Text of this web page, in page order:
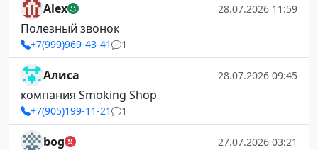
Alex 28.07.2026 11:59
Полезный звонок
+7(999)969-43-41 1
Алиса 28.07.2026 09:45
компания Smoking Shop
+7(905)199-11-21 1
bog 27.07.2026 03:21